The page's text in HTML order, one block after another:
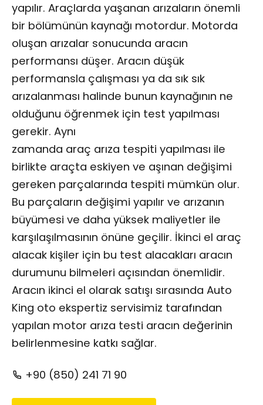
yapılır. Araçlarda yaşanan arızaların önemli
bir bölümünün kaynağı motordur. Motorda
oluşan arızalar sonucunda aracın
performansı düşer. Aracın düşük
performansla çalışması ya da sık sık
arızalanması halinde bunun kaynağının ne
olduğunu öğrenmek için test yapılması
gerekir. Aynı
zamanda araç arıza tespiti yapılması ile
birlikte araçta eskiyen ve aşınan değişimi
gereken parçalarında tespiti mümkün olur.
Bu parçaların değişimi yapılır ve arızanın
büyümesi ve daha yüksek maliyetler ile
karşılaşılmasının önüne geçilir. İkinci el araç
alacak kişiler için bu test alacakları aracın
durumunu bilmeleri açısından önemlidir.
Aracın ikinci el olarak satışı sırasında Auto
King oto ekspertiz
yapılan motor arıza testi aracın değerinin
belirlenmesine katkı sağlar.
+90 (850) 241 71 90